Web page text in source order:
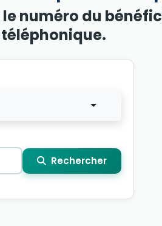
numéro du
Rechercher